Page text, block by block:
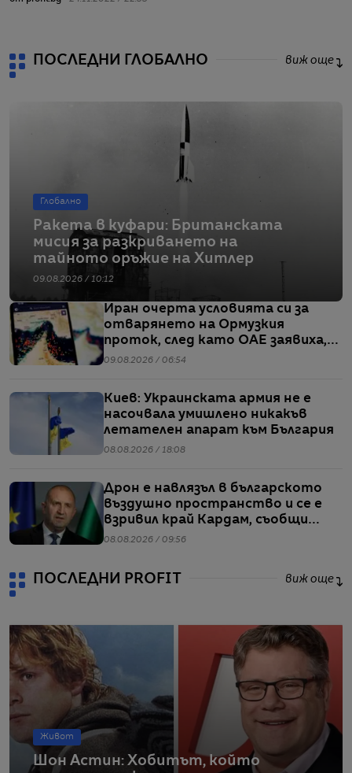
ПОСЛЕДНИ ГЛОБАЛНО виж още
Глобално
Ракета в куфари: Британската
мисия за разкриването на
тайното оръжие на Хитлер
09.08.2026 / 10:12
Иран очерта условията си за
отварянето на Ормузкия
проток, след като ОАЕ заявиха,
че един от корабите им е бил
09.08.2026 / 06:54
Киев: Украинската армия не е
насочвала умишлено никакъв
летателен апарат към България
08.08.2026 / 18:08
Дрон е навлязъл в българското
въздушно пространство и се е
взривил край Кардам, съобщи
Радев
08.08.2026 / 09:56
ПОСЛЕДНИ PROFIT виж още
Живот
Шон Астин: Хобитът, който